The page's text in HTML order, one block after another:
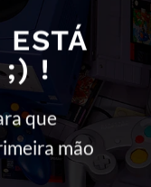
ESTÁ
;) !
que
mão